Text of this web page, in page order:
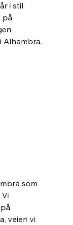
i stil
på
Alhambra.
som
veien vi